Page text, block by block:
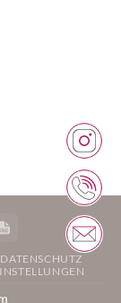
DATENSCHUTZ